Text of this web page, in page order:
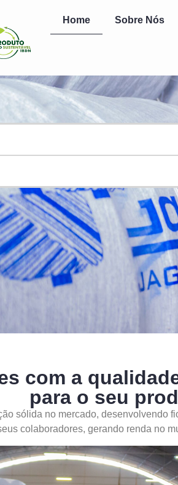
Home Sobre Nós
com a
para o seu
sólida no mercado, desenvolvendo
colaboradores, gerando renda no